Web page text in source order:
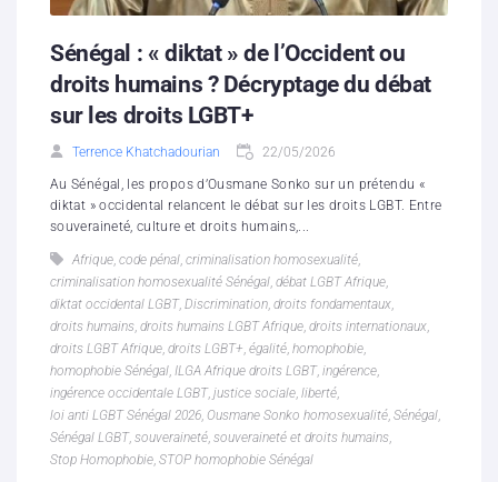
Sénégal : « diktat » de l’Occident ou
droits humains ? Décryptage du débat
sur les droits LGBT+
Terrence Khatchadourian 22/05/2026
Au Sénégal, les propos d’Ousmane Sonko sur un prétendu «
diktat » occidental relancent le débat sur les droits LGBT. Entre
souveraineté, culture et droits humains,...
Afrique, code pénal, criminalisation homosexualité,
criminalisation homosexualité Sénégal, débat LGBT Afrique,
diktat occidental LGBT, Discrimination, droits fondamentaux,
droits humains, droits humains LGBT Afrique, droits internationaux,
droits LGBT Afrique, droits LGBT+, égalité, homophobie,
homophobie Sénégal, ILGA Afrique droits LGBT, ingérence,
ingérence occidentale LGBT, justice sociale, liberté,
loi anti LGBT Sénégal 2026, Ousmane Sonko homosexualité, Sénégal,
Sénégal LGBT, souveraineté, souveraineté et droits humains,
Stop Homophobie, STOP homophobie Sénégal